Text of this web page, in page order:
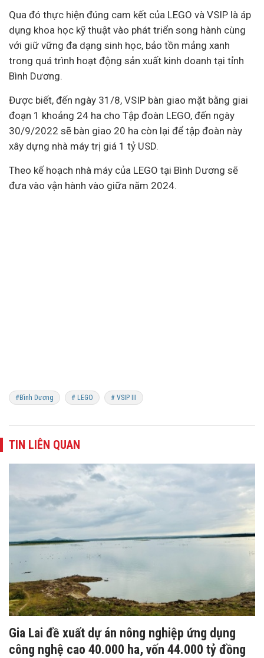
Qua đó thực hiện đúng cam kết của LEGO và VSIP là áp
dụng khoa học kỹ thuật vào phát triển song hành cùng
với giữ vững đa dạng sinh học, bảo tồn mảng xanh
trong quá trình hoạt động sản xuất kinh doanh tại tỉnh
Bình Dương.
Được biết, đến ngày 31/8, VSIP bàn giao mặt bằng giai
đoạn 1 khoảng 24 ha cho Tập đoàn LEGO, đến ngày
30/9/2022 sẽ bàn giao 20 ha còn lại để tập đoàn này
xây dựng nhà máy trị giá 1 tỷ USD.
Theo kế hoạch nhà máy của LEGO tại Bình Dương sẽ
đưa vào vận hành vào giữa năm 2024.
#Bình Dương # LEGO # VSIP III
TIN LIÊN QUAN
Gia Lai đề xuất dự án nông nghiệp ứng dụng
công nghệ cao 40.000 ha, vốn 44.000 tỷ đồng